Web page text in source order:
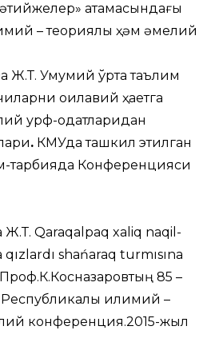
атамасындағы
– теориялық ҳәм әмелий
Ж.Т. Умумий ўрта таълим
оилавий ҳаетга
урф-одатларидан
. КМУда ташкил этилган
тарбияда Конференцияси
Qaraqalpaq xaliq naqil-
shańaraq turmısına
85 –
илимий –
конференция.2015-жыл